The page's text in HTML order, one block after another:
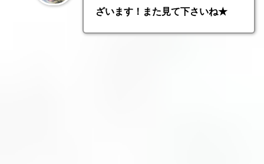
ざいます！また見て下さいね★